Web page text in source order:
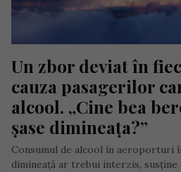
Un zbor deviat în
cauza pasagerilor
alcool. „Cine bea
șase dimineața?”
Consumul de alcool în aeroporturi
dimineață ar trebui interzis, susține